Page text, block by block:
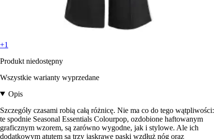
+1
Produkt niedostępny
Wszystkie warianty wyprzedane
Opis
Szczegóły czasami robią całą różnicę. Nie ma co do tego wątpliwości:
te spodnie Seasonal Essentials Colourpop, ozdobione haftowanym
graficznym wzorem, są zarówno wygodne, jak i stylowe. Ale ich
dodatkowym atutem są trzy jaskrawe paski wzdłuż nóg oraz